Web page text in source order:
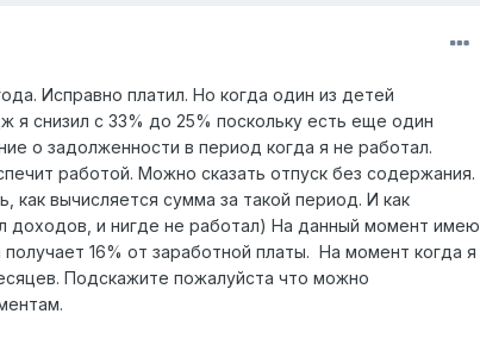
Исправно платил. Но когда один из детей
я снизил с 33% до 25% поскольку есть еще один
о задолженности в период когда я не работал.
работой. Можно сказать отпуск без содержания.
как вычисляется сумма за такой период. И как
доходов, и нигде не работал) На данный момент имею
16% от заработной платы. На момент когда я
Подскажите пожалуйста что можно